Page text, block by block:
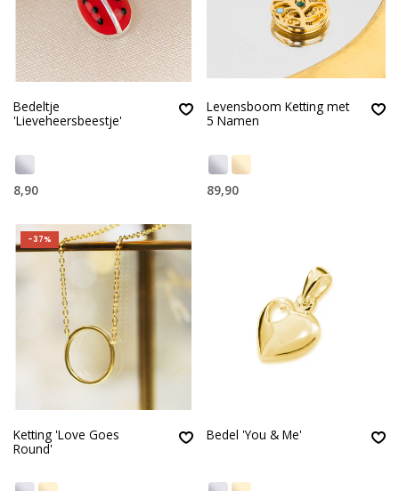
Bedeltje
'Lieveheersbeestje'
8,90
Levensboom Ketting met
5 Namen
89,90
-37%
Ketting 'Love Goes
Round'
Bedel 'You & Me'